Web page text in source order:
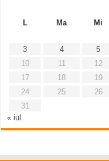
L
Ma Mi
3
4 5
10
11 12
17
18 19
24
25 26
31
« iul.